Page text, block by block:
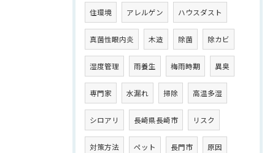
住環境 アレルゲン ハウスダスト
真菌性眼内炎 木造 除菌 除カビ
湿度管理 雨養生 梅雨時期 異臭
専門家 水漏れ 掃除 高温多湿
シロアリ 長崎県長崎市 リスク
対策方法 ペット 長門市 原因